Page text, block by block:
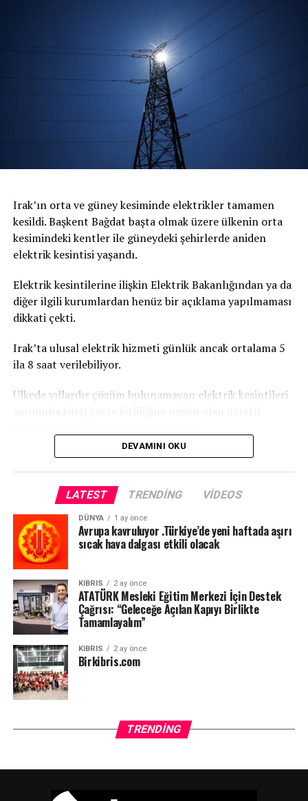
Irak’ın orta ve güney kesiminde elektrikler tamamen
kesildi. Başkent Bağdat başta olmak üzere ülkenin orta
kesimindeki kentler ile güneydeki şehirlerde aniden
elektrik kesintisi yaşandı.
Elektrik kesintilerine ilişkin Elektrik Bakanlığından ya da
diğer ilgili kurumlardan henüz bir açıklama yapılmaması
dikkati çekti.
Irak’ta ulusal elektrik hizmeti günlük ancak ortalama 5
ila 8 saat verilebiliyor.
Ülkede yıllardır çözüm bulunamayan elektrik kesintileri
DEVAMINI OKU
LATEST TRENDING VIDEOS
DÜNYA 1 ay önce
Avrupa kavruluyor .Türkiye’de yeni haftada aşırı
sıcak hava dalgası etkili olacak
KIBRIS 2 ay önce
ATATÜRK Mesleki Eğitim Merkezi İçin Destek
Çağrısı: “Geleceğe Açılan Kapıyı Birlikte
Tamamlayalım”
KIBRIS 2 ay önce
Birkibris.com
TRENDING